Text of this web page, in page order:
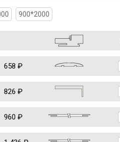
900*2000
658 ₽
826 ₽
960 ₽